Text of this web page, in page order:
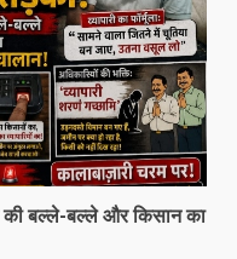
की बल्ले-बल्ले और किसान का